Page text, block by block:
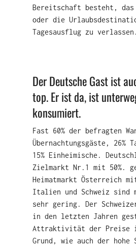
Bereitschaft besteht, das
oder die
Tagesausflug zu verlassen.
Der Deutsche Gast ist
top. Er ist da, ist
konsumiert.
Fast 60% der befragten
Übernachtungsgäste, 26%
15% Einheimische.
Zielmarkt Nr.1 mit 50%.
Heimatmarkt Österreich
Italien und Schweiz sind
sehr gering. Der
in den letzten Jahren
Attraktivität der Preise
Grund, wie auch der hohe